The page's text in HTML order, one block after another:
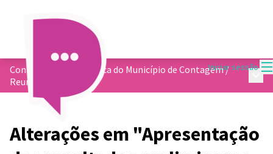
Iniciar sessão
Conformidade Climática do Município de Contagem/
Reuniões
Alterações em "Apresentação